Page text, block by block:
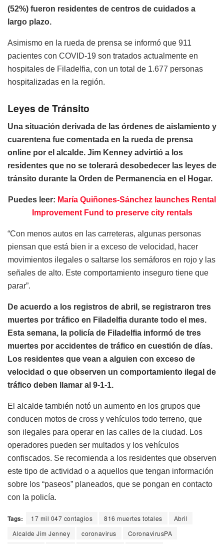
(52%) fueron residentes de centros de cuidados a
largo plazo.
Asimismo en la rueda de prensa se informó que 911
pacientes con COVID-19 son tratados actualmente en
hospitales de Filadelfia, con un total de 1.677 personas
hospitalizadas en la región.
Leyes de Tránsito
Una situación derivada de las órdenes de aislamiento y
cuarentena fue comentada en la rueda de prensa
online por el alcalde. Jim Kenney advirtió a los
residentes que no se tolerará desobedecer las leyes de
tránsito durante la Orden de Permanencia en el Hogar.
Puedes leer: María Quiñones-Sánchez launches Rental
Improvement Fund to preserve city rentals
“Con menos autos en las carreteras, algunas personas
piensan que está bien ir a exceso de velocidad, hacer
movimientos ilegales o saltarse los semáforos en rojo y las
señales de alto. Este comportamiento inseguro tiene que
parar”.
De acuerdo a los registros de abril, se registraron tres
muertes por tráfico en Filadelfia durante todo el mes.
Esta semana, la policía de Filadelfia informó de tres
muertes por accidentes de tráfico en cuestión de días.
Los residentes que vean a alguien con exceso de
velocidad o que observen un comportamiento ilegal de
tráfico deben llamar al 9-1-1.
El alcalde también notó un aumento en los grupos que
conducen motos de cross y vehículos todo terreno, que
son ilegales para operar en las calles de la ciudad. Los
operadores pueden ser multados y los vehículos
confiscados. Se recomienda a los residentes que observen
este tipo de actividad o a aquellos que tengan información
sobre los “paseos” planeados, que se pongan en contacto
con la policía.
Tags: 17 mil 047 contagios 816 muertes totales
Abril
Alcalde Jim Jenney
coronavirus
CoronavirusPA